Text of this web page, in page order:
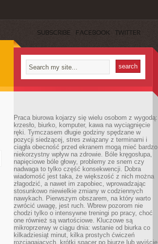
SUBSCRIBE FACEBOOK TWITTER
Praca biurowa kojarzy się wielu osobom z wygodą:
krzesło, biurko, komputer, kawa na wyciągnięcie
ręki. Tymczasem długie godziny spędzane w
pozycji siedzącej, stres związany z terminami i
ciągła obecność przed ekranem mogą mieć bardzo
niekorzystny wpływ na zdrowie. Bóle kręgosłupa,
napięciowe bóle głowy, problemy ze snem czy
nadwaga to tylko część konsekwencji. Dobra
wiadomość jest taka, że większość z nich można
złagodzić, a nawet im zapobiec, wprowadzając
stosunkowo niewielkie zmiany w codziennych
nawykach. Pierwszym obszarem, na który warto
zwrócić uwagę, jest ruch. Wbrew pozorom nie
chodzi tylko o intensywne treningi po pracy, choć
one również są wartościowe. Kluczowe są
mikroprzerwy w ciągu dnia: wstanie od biurka co
kilkadziesiąt minut, kilka prostych ćwiczeń
rozciągających, krótki spacer po biurze lub wyjście